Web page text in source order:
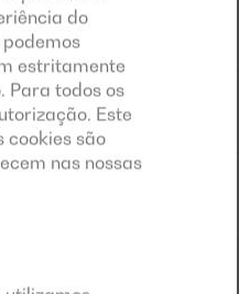
do
estritamente
Para todos os
Este
cookies são
nas nossas